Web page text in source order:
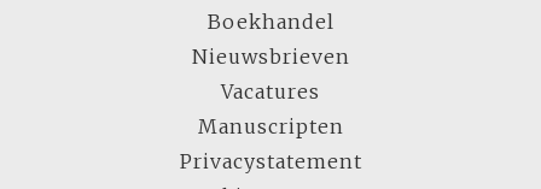
Boekhandel
Nieuwsbrieven
Vacatures
Manuscripten
Privacystatement